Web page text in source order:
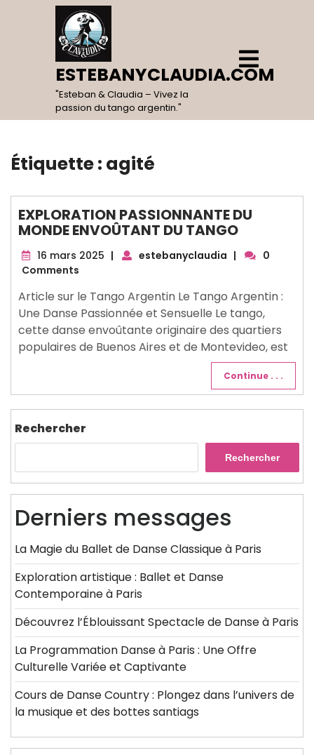
ESTEBANYCLAUDIA.COM
"Esteban & Claudia – Vivez la
passion du tango argentin."
Open
Menu
Étiquette : agité
EXPLORATION PASSIONNANTE DU
MONDE ENVOÛTANT DU TANGO
16 mars 2025 16| estebanyclaudia |
0
Comments
Article sur le Tango Argentin Le Tango Argentin :
Une Danse Passionnée et Sensuelle Le tango,
cette danse envoûtante originaire des quartiers
populaires de Buenos Aires et de Montevideo, est
Continue . . .
Rechercher
Rechercher
Derniers messages
La Magie du Ballet de Danse Classique à Paris
Exploration artistique : Ballet et Danse
Contemporaine à Paris
Découvrez l’Éblouissant Spectacle de Danse à Paris
La Programmation Danse à Paris : Une Offre
Culturelle Variée et Captivante
Cours de Danse Country : Plongez dans l’univers de
la musique et des bottes santiags